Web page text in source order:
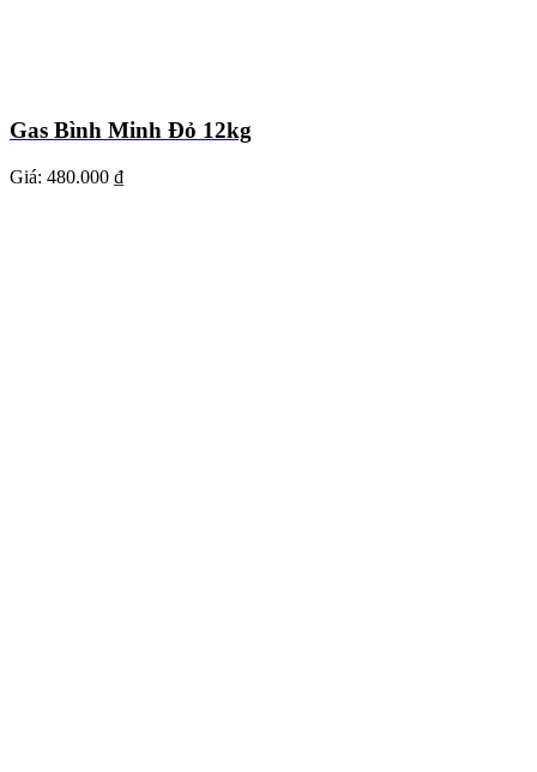
Gas Bình Minh Đỏ 12kg
Giá: 480.000 ₫